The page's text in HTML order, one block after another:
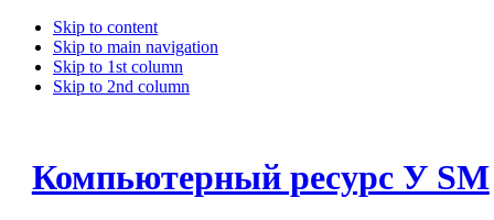
Skip to content
Skip to main navigation
Skip to 1st column
Skip to 2nd column
Компьютерный ресурс У SM